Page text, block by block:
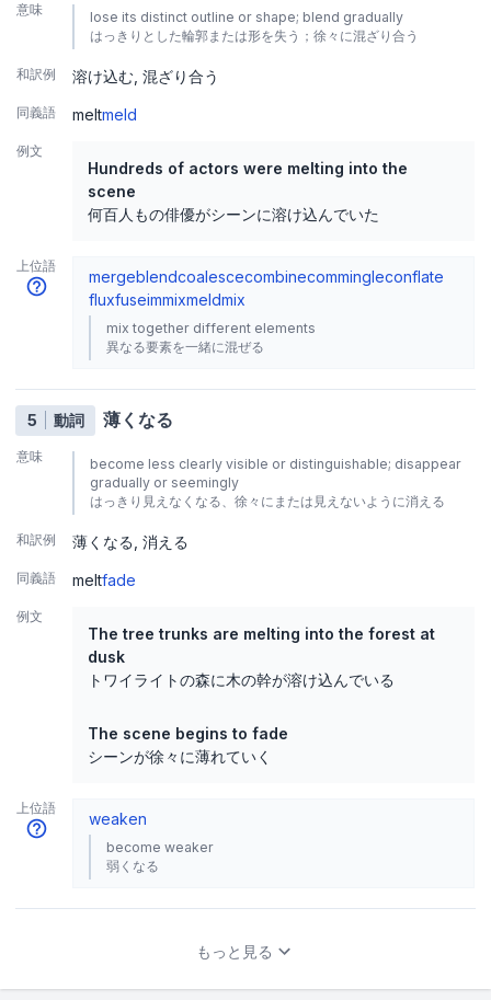
意味
lose its distinct outline or shape; blend gradually
はっきりとした輪郭または形を失う；徐々に混ざり合う
和訳例 溶け込む 混ざり合う
同義語 meltmeld
例文
Hundreds of actors were melting into the
scene
何百人もの俳優がシーンに溶け込んでいた
上位語
mergeblendcoalescecombinecommingleconflate
fluxfuseimmixmeldmix
mix together different elements
異なる要素を一緒に混ぜる
5 動詞 薄くなる
意味
become less clearly visible or distinguishable; disappear
gradually or seemingly
はっきり見えなくなる、徐々にまたは見えないように消える
和訳例 薄くなる 消える
同義語 meltfade
例文
The tree trunks are melting into the forest at
dusk
トワイライトの森に木の幹が溶け込んでいる
The scene begins to fade
シーンが徐々に薄れていく
上位語
weaken
become weaker
弱くなる
もっと見る